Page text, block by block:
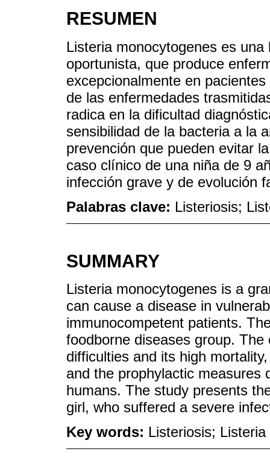
RESUMEN
Listeria monocytogenes es
oportunista, que produce
excepcionalmente en
de las enfermedades
radica en la dificultad
sensibilidad de la bacteria a la
prevención que pueden evitar
caso clínico de una niña de 9
infección grave y de evolución
Palabras clave: Listeriosis;
SUMMARY
Listeria monocytogenes is a
can cause a disease in
immunocompetent patients.
foodborne diseases group.
difficulties and its high
and the prophylactic measures
humans. The study presents
girl, who suffered a severe
Key words: Listeriosis;